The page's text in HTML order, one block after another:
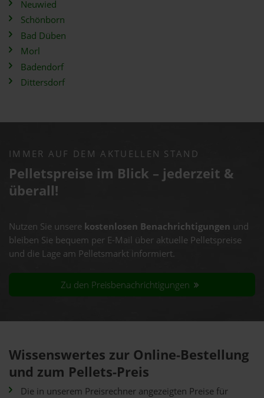
Neuwied
Schönborn
Bad Düben
Morl
Badendorf
Dittersdorf
IMMER AUF DEM AKTUELLEN STAND
Pelletspreise im Blick – jederzeit &
überall!
Nutzen Sie unsere kostenlosen Benachrichtigungen und
bleiben Sie bequem per E-Mail über aktuelle Pelletspreise
und die Lage am Pelletsmarkt informiert.
Zu den Preisbenachrichtigungen
Wissenswertes zur Online-Bestellung
und zum Pellets-Preis
Die in unserem Preisrechner angezeigten Preise für